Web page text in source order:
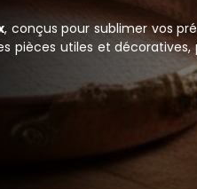
, conçus pour sublimer vos
pièces utiles et décoratives,